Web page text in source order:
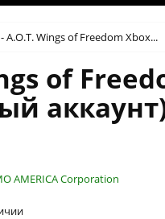
A.O.T. Wings of Freedom Xbox...
of
AMERICA Corporation